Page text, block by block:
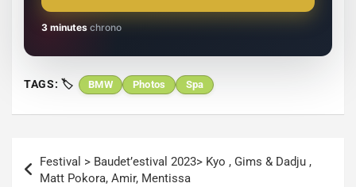
3 minutes chrono
TAGS: BMW Photos Spa
de
Festival > Baudet’estival 2023> Kyo , Gims & Dadju ,
Matt Pokora, Amir, Mentissa